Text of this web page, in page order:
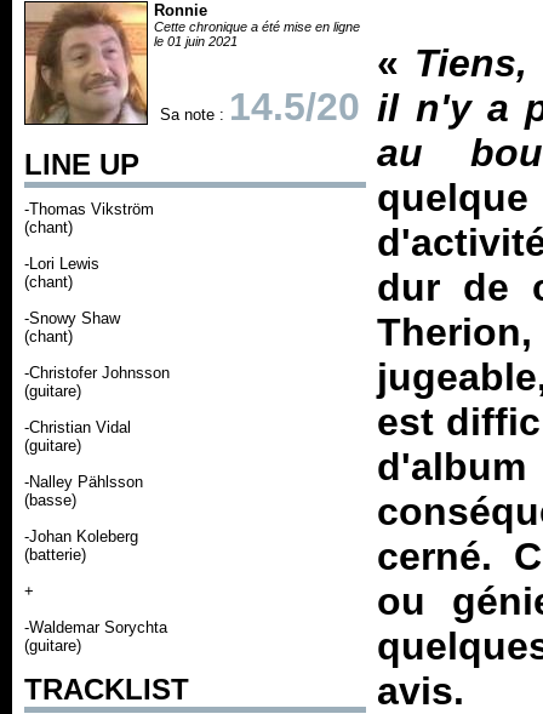
Ronnie
Cette chronique a été mise en ligne
le 01 juin 2021
Sa note : 14.5/20
LINE UP
-Thomas Vikström
(chant)
-Lori Lewis
(chant)
-Snowy Shaw
(chant)
-Christofer Johnsson
(guitare)
-Christian Vidal
(guitare)
-Nalley Pählsson
(basse)
-Johan Koleberg
(batterie)
+
-Waldemar Sorychta
(guitare)
TRACKLIST
«
il n'y a
au
dur de
est
cerné.
ou
avis.